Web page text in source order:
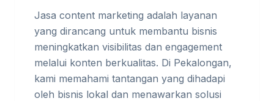
Jasa content marketing adalah layanan
yang dirancang untuk membantu bisnis
meningkatkan visibilitas dan engagement
melalui konten berkualitas. Di Pekalongan,
kami memahami tantangan yang dihadapi
oleh bisnis lokal dan menawarkan solusi